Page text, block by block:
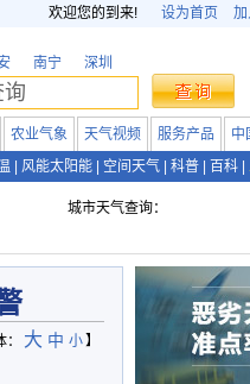
欢迎您的到来! 设为首页
南宁 深圳
农业气象 天气视频 服务产品 中
风能太阳能 空间天气 科普 百科
城市天气查询：
： 大 中 小】